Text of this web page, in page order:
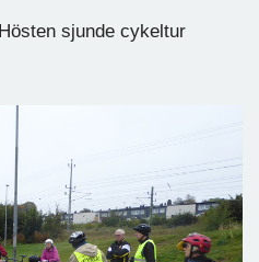
Hösten sjunde cykeltur